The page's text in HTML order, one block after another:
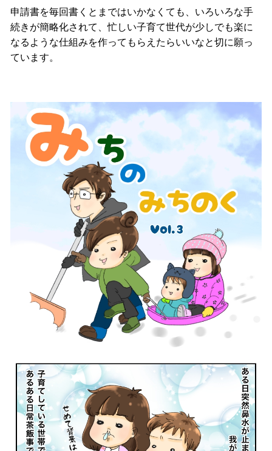
申請書を毎回書くとまではいかなくても、いろいろな手
続きが簡略化されて、忙しい子育て世代が少しでも楽に
なるような仕組みを作ってもらえたらいいなと切に願っ
ています。